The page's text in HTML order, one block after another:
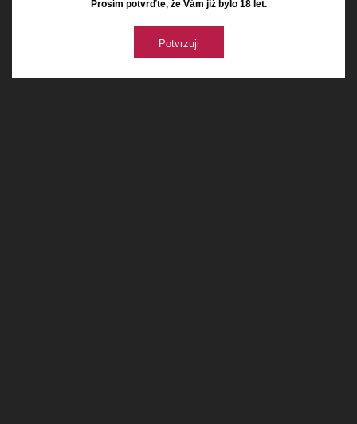
Prosím potvrďte, že Vám již bylo 18 let.
Potvrzuji